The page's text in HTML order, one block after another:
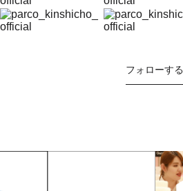
フォローする